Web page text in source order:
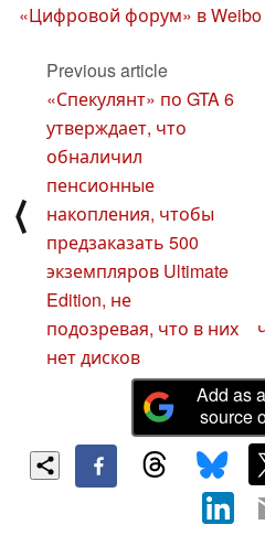
«Цифровой форум» в Weibo
⟨
Previous article
«Спекулянт» по GTA 6
утверждает, что
обналичил
пенсионные
накопления, чтобы
предзаказать 500
экземпляров Ultimate
Edition, не
подозревая, что в них
нет дисков
Add as
source